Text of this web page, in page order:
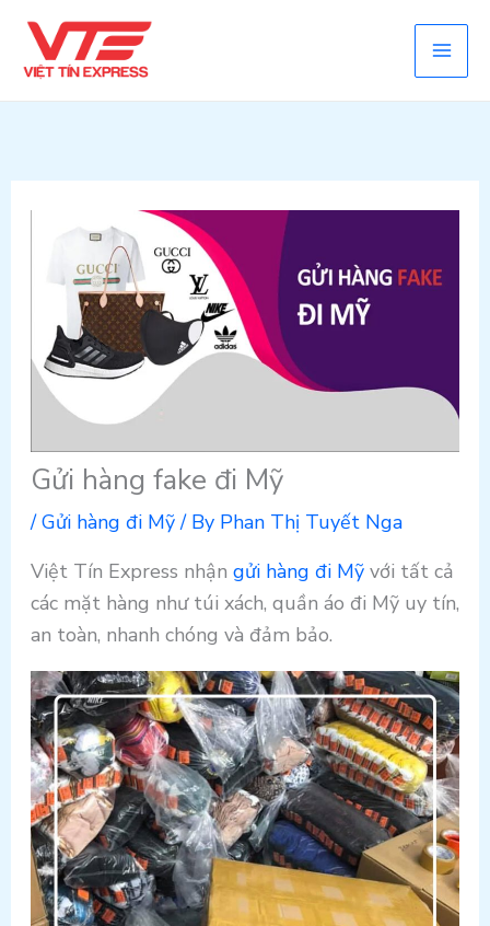
Skip
content
Gửi hàng fake đi Mỹ
/Gửi hàng đi Mỹ/ By Phan Thị Tuyết Nga
Việt Tín Express nhận gửi hàng đi Mỹvới tất cả
các mặt hàng như túi xách, quần áo đi Mỹ uy tín,
an toàn, nhanh chóng và đảm bảo.